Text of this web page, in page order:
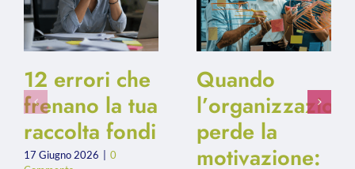
12 errori che
frenano la tua
raccolta fondi
17 Giugno 2026
0
Quando
perde la
motivazione: